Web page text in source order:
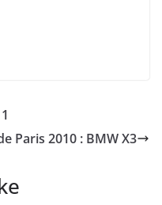
Paris 2010 : BMW X3